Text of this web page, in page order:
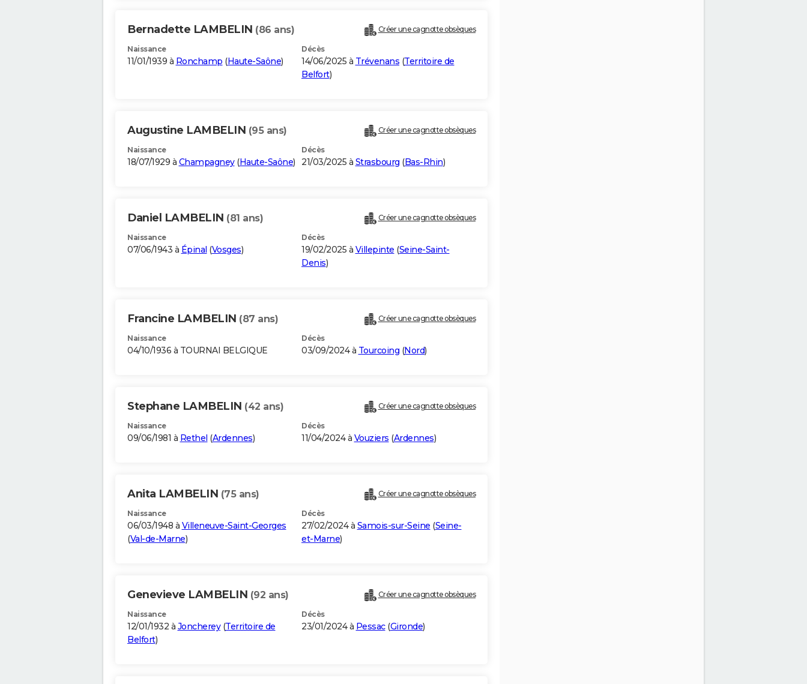
Bernadette LAMBELIN (86 ans) Créer une cagnotte obsèques
Naissance
11/01/1939 à Ronchamp (Haute-Saône)
Décès
14/06/2025 à Trévenans (Territoire de
Belfort)
Augustine LAMBELIN (95 ans) Créer une cagnotte obsèques
Naissance
18/07/1929 à Champagney(Haute-Saône)
Décès
21/03/2025 à Strasbourg (Bas-Rhin)
Daniel LAMBELIN (81 ans) Créer une cagnotte obsèques
Naissance
07/06/1943 à Épinal (Vosges)
Décès
19/02/2025 à Villepinte (Seine-Saint-
Denis)
Francine LAMBELIN (87 ans) Créer une cagnotte obsèques
Naissance
04/10/1936 à TOURNAI BELGIQUE
Décès
03/09/2024 à Tourcoing (Nord)
Stephane LAMBELIN (42 ans) Créer une cagnotte obsèques
Naissance
09/06/1981 à Rethel (Ardennes)
Décès
11/04/2024 à Vouziers (Ardennes)
Anita LAMBELIN (75 ans) Créer une cagnotte obsèques
Naissance
06/03/1948 à Villeneuve-Saint-Georges
(Val-de-Marne)
Décès
27/02/2024 à Samois-sur-Seine (Seine-
et-Marne)
Genevieve LAMBELIN (92 ans) Créer une cagnotte obsèques
Naissance
12/01/1932 à Joncherey(Territoire de
Belfort)
Décès
23/01/2024 à Pessac(Gironde)